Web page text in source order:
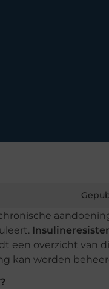
een overzicht van
kan worden